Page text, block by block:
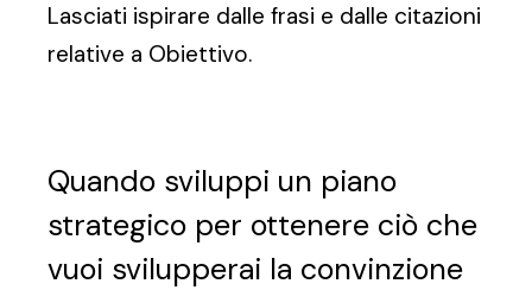
Lasciati ispirare dalle frasi e dalle citazioni
relative a Obiettivo.
Quando sviluppi un piano
strategico per ottenere ciò che
vuoi svilupperai la convinzione